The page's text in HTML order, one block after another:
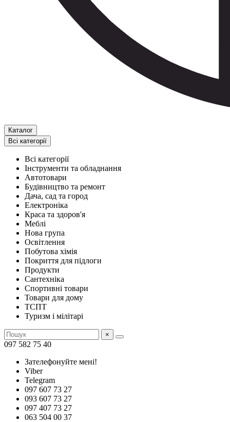
Каталог
Всі категорії
Всі категорії
Інструменти та обладнання
Автотовари
Будівництво та ремонт
Дача, сад та город
Електроніка
Краса та здоров'я
Меблі
Нова група
Освітлення
Побутова хімія
Покриття для підлоги
Продукти
Сантехніка
Спортивні товари
Товари для дому
ТСПТ
Туризм і мілітарі
×
097 582 75 40
Зателефонуйте мені!
Viber
Telegram
097 607 73 27
093 607 73 27
097 407 73 27
063 504 00 37